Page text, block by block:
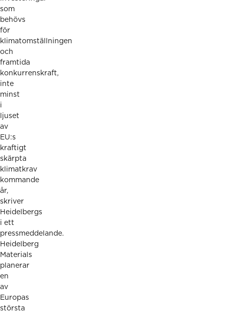
som
behövs
för
klimatomställningen
och
framtida
konkurrenskraft,
inte
minst
i
ljuset
av
EU:s
kraftigt
skärpta
klimatkrav
kommande
år,
skriver
Heidelbergs
i ett
pressmeddelande.
Heidelberg
Materials
planerar
en
av
Europas
största